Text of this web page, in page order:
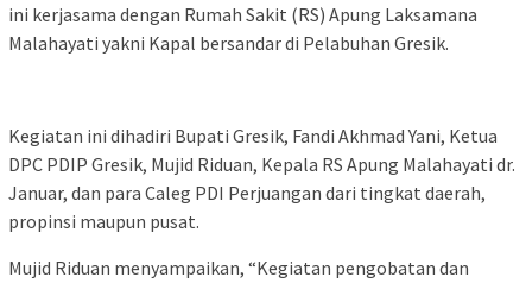
ini kerjasama dengan Rumah Sakit (RS) Apung Laksamana
Malahayati yakni Kapal bersandar di Pelabuhan Gresik.
Kegiatan ini dihadiri Bupati Gresik, Fandi Akhmad Yani, Ketua
DPC PDIP Gresik, Mujid Riduan, Kepala RS Apung Malahayati dr.
Januar, dan para Caleg PDI Perjuangan dari tingkat daerah,
propinsi maupun pusat.
Mujid Riduan menyampaikan, “Kegiatan pengobatan dan